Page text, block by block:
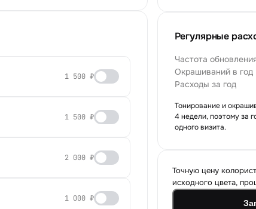
1 500 ₽
1 500 ₽
2 000 ₽
1 000 ₽
Регулярные
Частота
Окрашиваний в год
Расходы за год
Тонирование и
4 недели, поэтому за
одного визита.
Точную цену
исходного цвета,